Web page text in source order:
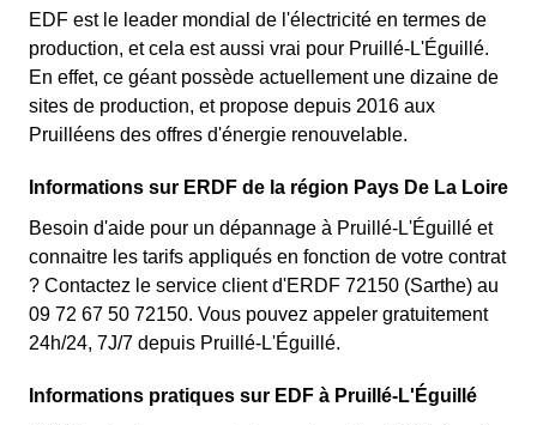
EDF est le leader mondial de l'électricité en termes de
production, et cela est aussi vrai pour Pruillé-L'Éguillé.
En effet, ce géant possède actuellement une dizaine de
sites de production, et propose depuis 2016 aux
Pruilléens des offres d'énergie renouvelable.
Informations sur ERDF de la région Pays De La Loire
Besoin d'aide pour un dépannage à Pruillé-L'Éguillé et
connaitre les tarifs appliqués en fonction de votre contrat
? Contactez le service client d'ERDF 72150 (Sarthe) au
09 72 67 50 72150. Vous pouvez appeler gratuitement
24h/24, 7J/7 depuis Pruillé-L'Éguillé.
Informations pratiques sur EDF à Pruillé-L'Éguillé